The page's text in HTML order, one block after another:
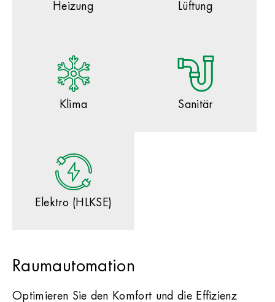
Heizung Lüftung
Klima Sanitär
Elektro (HLKSE)
Raumautomation
Optimieren Sie den Komfort und die Effizienz